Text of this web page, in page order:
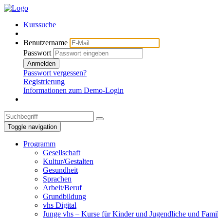
Kurssuche
Benutzername
Passwort
Anmelden
Passwort vergessen?
Registrierung
Informationen zum Demo-Login
Toggle navigation
Programm
Gesellschaft
Kultur/Gestalten
Gesundheit
Sprachen
Arbeit/Beruf
Grundbildung
vhs Digital
Junge vhs – Kurse für Kinder und Jugendliche und